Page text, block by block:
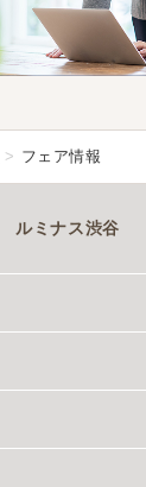
フェア情報
ルミナス渋谷